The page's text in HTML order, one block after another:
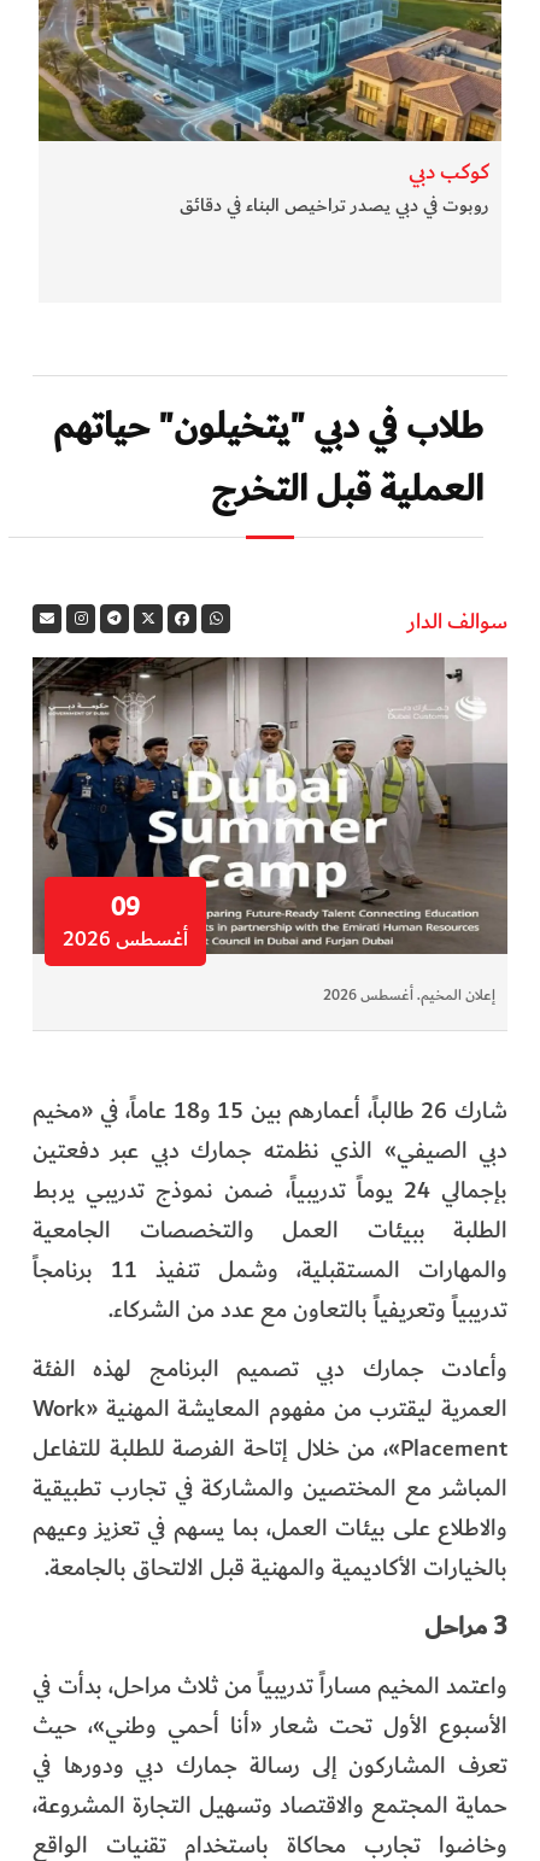
كوكب دبي
روبوت في دبي يصدر تراخيص البناء في دقائق
طلاب في دبي "يتخيلون" حياتهم
العملية قبل التخرج
سوالف الدار
09
أغسطس 2026
إعلان المخيم. أغسطس 2026
شارك 26 طالباً، أعمارهم بين 15 و18 عاماً، في «مخيم
دبي الصيفي» الذي نظمته جمارك دبي عبر دفعتين
بإجمالي 24 يوماً تدريبياً، ضمن نموذج تدريبي يربط
الطلبة ببيئات العمل والتخصصات الجامعية
والمهارات المستقبلية، وشمل تنفيذ 11 برنامجاً
تدريبياً وتعريفياً بالتعاون مع عدد من الشركاء.
وأعادت جمارك دبي تصميم البرنامج لهذه الفئة
العمرية ليقترب من مفهوم المعايشة المهنية «Work
Placement»، من خلال إتاحة الفرصة للطلبة للتفاعل
المباشر مع المختصين والمشاركة في تجارب تطبيقية
والاطلاع على بيئات العمل، بما يسهم في تعزيز وعيهم
بالخيارات الأكاديمية والمهنية قبل الالتحاق بالجامعة.
3 مراحل
واعتمد المخيم مساراً تدريبياً من ثلاث مراحل، بدأت في
الأسبوع الأول تحت شعار «أنا أحمي وطني»، حيث
تعرف المشاركون إلى رسالة جمارك دبي ودورها في
حماية المجتمع والاقتصاد وتسهيل التجارة المشروعة،
وخاضوا تجارب محاكاة باستخدام تقنيات الواقع